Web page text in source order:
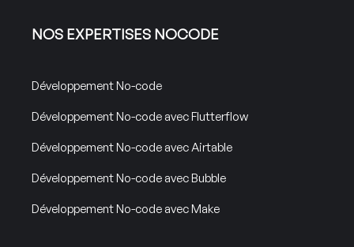
NOS EXPERTISES NOCODE
Développement No-code
Développement No-code avec Flutterflow
Développement No-code avec Airtable
Développement No-code avec Bubble
Développement No-code avec Make